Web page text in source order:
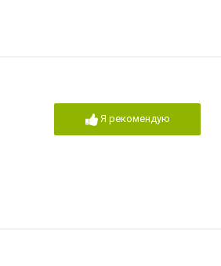
Я рекомендую